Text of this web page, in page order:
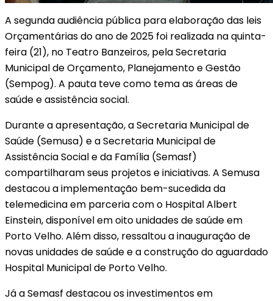
A segunda audiência pública para elaboração das leis
Orçamentárias do ano de 2025 foi realizada na quinta-
feira (21), no Teatro Banzeiros, pela Secretaria
Municipal de Orçamento, Planejamento e Gestão
(Sempog). A pauta teve como tema as áreas de
saúde e assistência social.
Durante a apresentação, a Secretaria Municipal de
Saúde (Semusa) e a Secretaria Municipal de
Assistência Social e da Família (Semasf)
compartilharam seus projetos e iniciativas. A Semusa
destacou a implementação bem-sucedida da
telemedicina em parceria com o Hospital Albert
Einstein, disponível em oito unidades de saúde em
Porto Velho. Além disso, ressaltou a inauguração de
novas unidades de saúde e a construção do aguardado
Hospital Municipal de Porto Velho.
Já a Semasf destacou os investimentos em